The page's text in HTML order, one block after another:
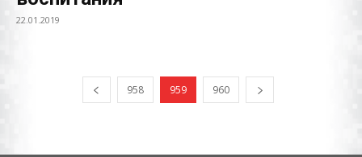
22.01.2019
958 959 960